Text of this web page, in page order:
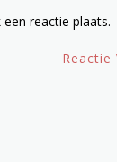
reactie plaats.